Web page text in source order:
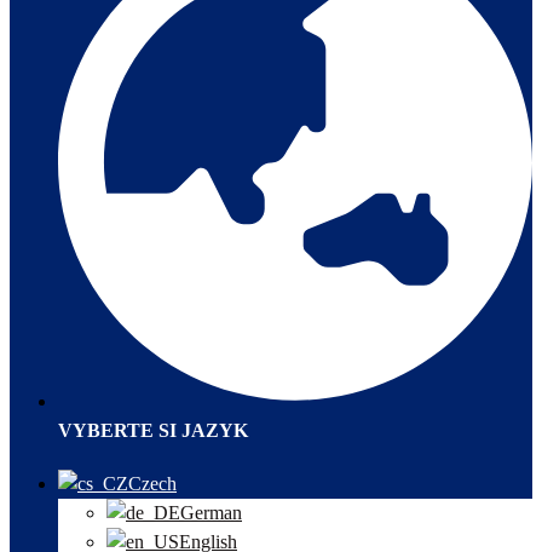
VYBERTE SI JAZYK
Czech
German
English